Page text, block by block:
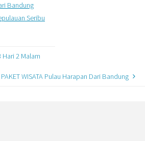
Bandung
Seribu
Hari 2 Malam
PAKET WISATA Pulau Harapan Dari Bandung